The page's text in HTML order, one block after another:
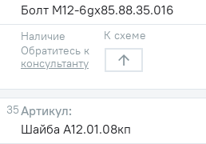
Болт М12-6gx85.88.35.016
Наличие
Обратитесь к
консультанту
К схеме
35
Шайба А12.01.08кп